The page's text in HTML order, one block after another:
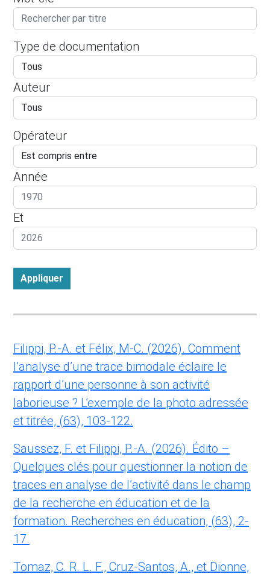
Type de documentation
Auteur
Opérateur
Année
Et
Appliquer
Filippi, P.-A. et Félix, M-C. (2026). Comment
l’analyse d’une trace bimodale éclaire le
rapport d’une personne à son activité
laborieuse ? L’exemple de la photo adressée
et titrée, (63), 103-122.
Saussez, F. et Filippi, P.-A. (2026). Édito –
Quelques clés pour questionner la notion de
traces en analyse de l’activité dans le champ
de la recherche en éducation et de la
formation. Recherches en éducation, (63), 2-
17.
Tomaz, C. R. L. F., Cruz-Santos, A., et Dionne,